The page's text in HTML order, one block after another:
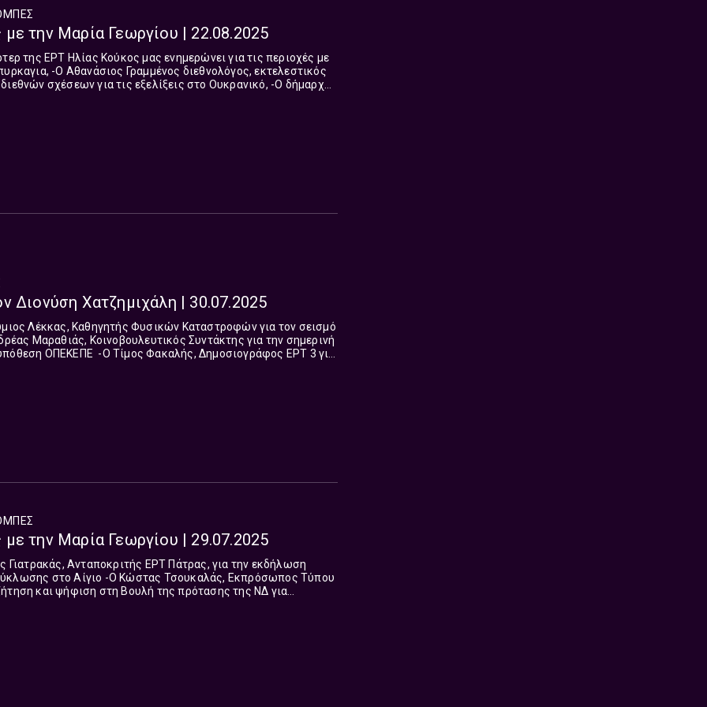
την Μαρία Γεωργίου | 22.08.2025
ενημερώνει για τις περιοχές με
εκτελεστικός
σχέσεων για τις εξελίξεις στο Ουκρανικό, -Ο δήμαρχος
Διονύση Χατζημιχάλη | 30.07.2025
Δημοσιογράφος ΕΡΤ 3 για
την Μαρία Γεωργίου | 29.07.2025
Τσουκαλάς, Εκπρόσωπος Τύπου
και ψήφιση στη Βουλή της πρότασης της ΝΔ για